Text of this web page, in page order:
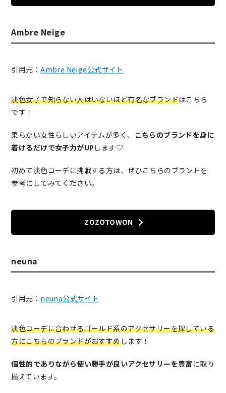
Ambre Neige
引用元：Ambre Neige公式サイト
淡色女子で知らない人はいないほど有名なブランドはこちら
です！
柔らかい女性らしいアイテムが多く、
こちらのブランドを身に
着けるだけで女子力がUP します♡
初めて淡色コーデに挑戦する方は、ぜひこちらのブランドを
参考にしてみてください。
ZOZOTOWON
neuna
引用元： neuna公式サイト
淡色コーデに合わせるゴールド系のアクセサリーを探している
方にこちらのブランドがおすすめします！
個性的でありながら使い勝手が良いアクセサリーを豊富 に取り
揃えています。